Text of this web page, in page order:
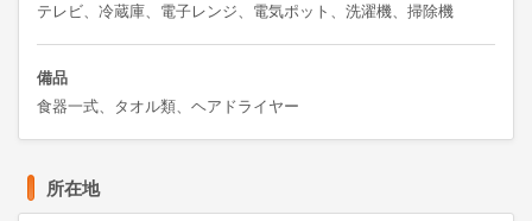
テレビ、冷蔵庫、電子レンジ、電気ポット、洗濯機、掃除機
備品
食器一式、タオル類、ヘアドライヤー
所在地